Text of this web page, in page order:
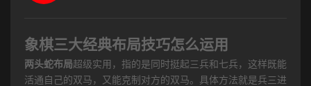
象棋三大经典布局技巧怎么运用
两头蛇布局超级实用，指的是同时挺起三兵和七兵，这样既能
活通自己的双马，又能克制对方的双马。具体方法就是兵三进